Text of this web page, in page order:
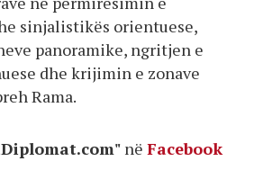
sinjalistikës orientuese,
panoramike, ngritjen e
dhe krijimin e zonave
Rama.
në Facebook